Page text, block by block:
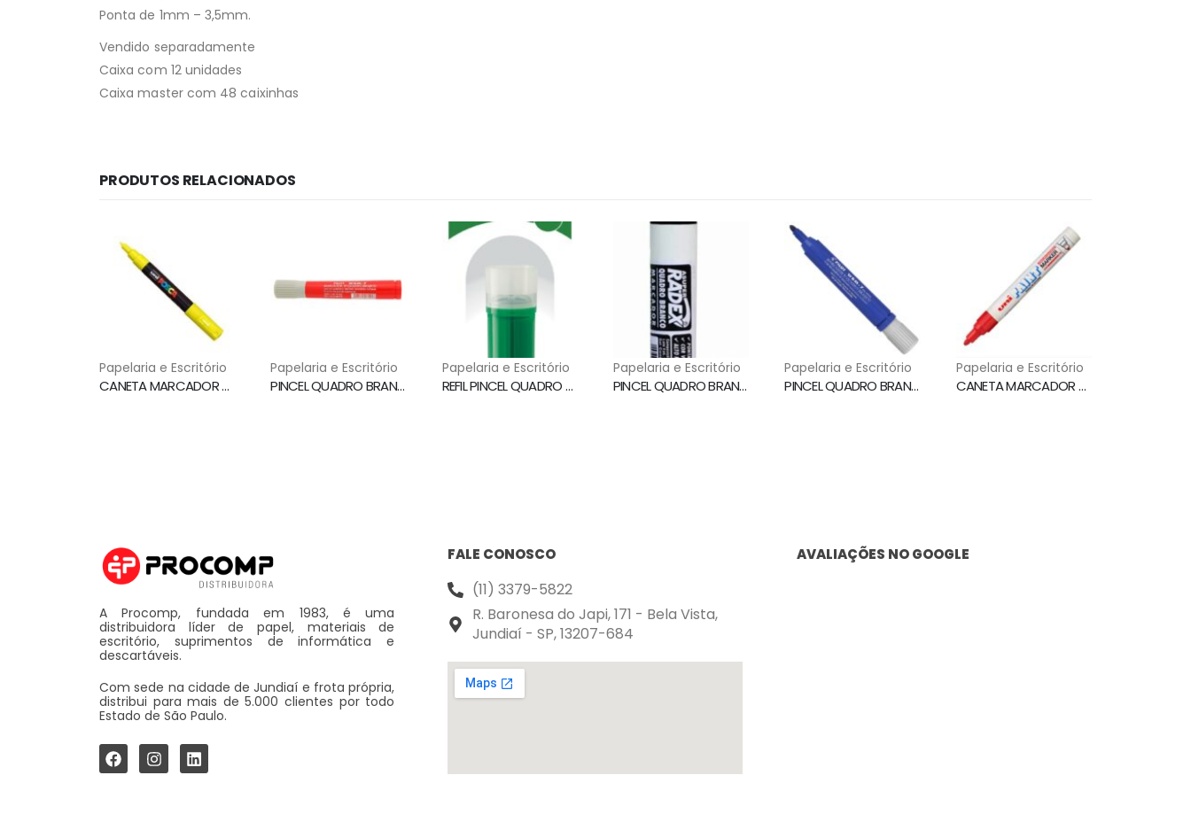
Ponta de 1mm – 3,5mm.
Vendido separadamente
Caixa com 12 unidades
Caixa master com 48 caixinhas
PRODUTOS RELACIONADOS
Papelaria e Escritório
CANETA MARCADOR PERMANENTE PC-1M AMARELO UNI POSCA MARKER
Papelaria e Escritório
PINCEL QUADRO BRANCO WBM7 VERMELHO PILOT
Papelaria e Escritório
REFIL PINCEL QUADRO BRANCO VERDE WBS-VBM PILOT
Papelaria e Escritório
PINCEL QUADRO BRANCO RECARREGAVEL PRETO RADEX
Papelaria e Escritório
PINCEL QUADRO BRANCO WBM7 AZUL PILOT
Papelaria e Escritório
CANETA MARCADOR PERMANENTE PX-20 VERMELHO UNI PAINT MARKER
A Procomp, fundada em 1983, é uma
distribuidora líder de papel, materiais de
escritório, suprimentos de informática e
descartáveis.
Com sede na cidade de Jundiaí e frota própria,
distribui para mais de 5.000 clientes por todo
Estado de São Paulo.
FALE CONOSCO
(11) 3379-5822
R. Baronesa do Japi, 171 - Bela Vista,
Jundiaí - SP, 13207-684
AVALIAÇÕES NO GOOGLE